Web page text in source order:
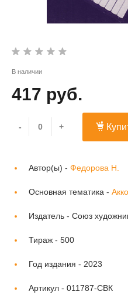
В наличии
417 руб.
- +
Автор(ы) - Федорова Н.
Основная тематика -
Издатель - Союз
Тираж - 500
Год издания - 2023
Артикул - 011787-СВК